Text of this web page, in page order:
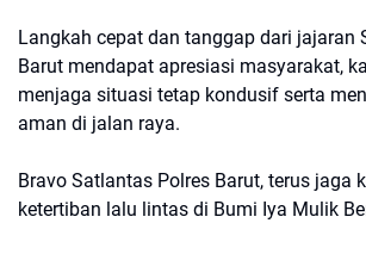
Langkah cepat dan tanggap dari jajaran
Barut mendapat apresiasi masyarakat,
menjaga situasi tetap kondusif serta
aman di jalan raya.
Bravo Satlantas Polres Barut, terus jaga
ketertiban lalu lintas di Bumi Iya Mulik